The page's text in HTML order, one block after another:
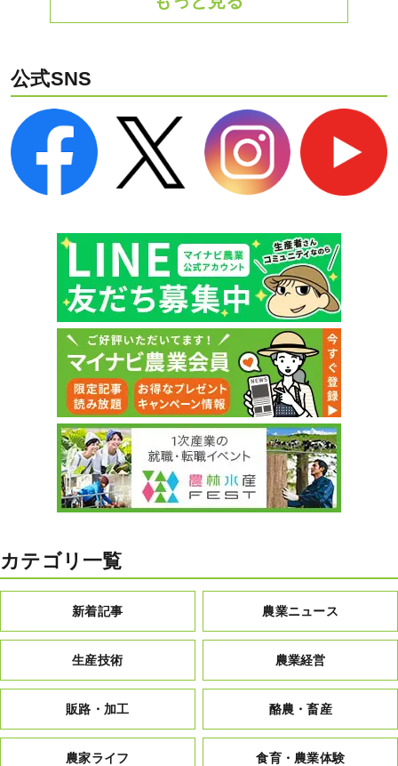
公式SNS
カテゴリ一覧
新着記事 農業ニュース
生産技術 農業経営
販路・加工 酪農・畜産
農家ライフ 食育・農業体験